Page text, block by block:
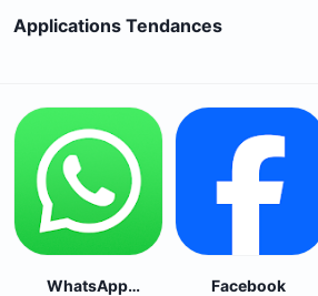
Applications Tendances
WhatsApp
Facebook